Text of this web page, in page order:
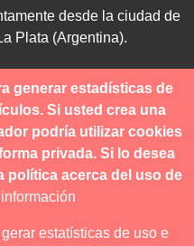
desde la ciudad de
Plata (Argentina).
envíos se deben realizar
generar estadísticas de
Si usted crea una
podría utilizar cookies
privada. Si lo desea
política acerca del uso de
estatísticas de uso e